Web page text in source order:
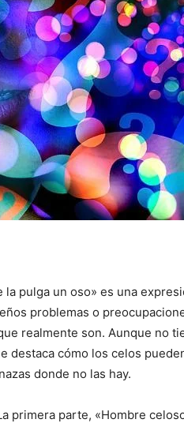
la pulga un oso» es una
problemas o
realmente son. Aunque no
destaca cómo los celos
donde no las hay.
primera parte, «Hombre